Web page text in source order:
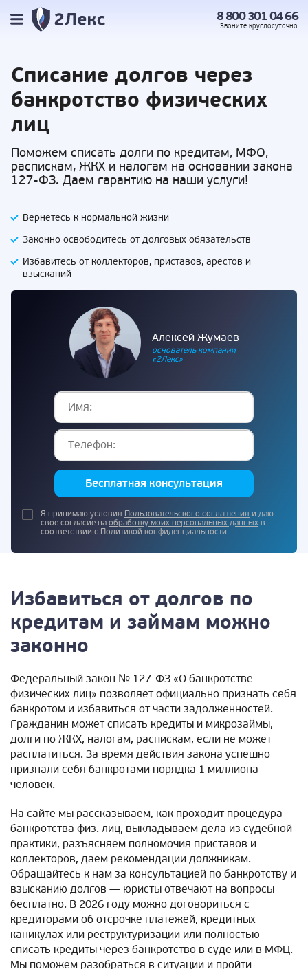
8 800 301 04 66
Звоните круглосуточно
Списание долгов через
банкротство физических
лиц
Поможем списать долги по кредитам, МФО,
распискам, ЖКХ и налогам на основании закона
127-ФЗ. Даем гарантию на наши услуги!
Вернетесь к нормальной жизни
Законно освободитесь от долговых обязательств
Избавитесь от коллекторов, приставов, арестов и
взысканий
Алексей Жумаев
основатель компании
«2Лекс»
Бесплатная консультация
Я принимаю условия Пользовательского соглашения и даю
свое согласие на обработку моих персональных данных в
соответствии с Политикой конфиденциальности
Избавиться от долгов по
кредитам и займам можно
законно
Федеральный закон № 127-ФЗ «О банкротстве
физических лиц» позволяет официально признать себя
банкротом и избавиться от части задолженностей.
Гражданин может списать кредиты и микрозаймы,
долги по ЖКХ, налогам, распискам, если не может
расплатиться. За время действия закона успешно
признали себя банкротами порядка 1 миллиона
человек.
На сайте мы рассказываем, как проходит процедура
банкротства физ. лиц, выкладываем дела из судебной
практики, разъясняем полномочия приставов и
коллекторов, даем рекомендации должникам.
Обращайтесь к нам за консультацией по банкротству и
взысканию долгов — юристы отвечают на вопросы
бесплатно. В 2026 году можно договориться с
кредиторами об отсрочке платежей, кредитных
каникулах или реструктуризации или полностью
списать кредиты через банкротство в суде или в МФЦ.
Мы поможем разобраться в ситуации и пройти